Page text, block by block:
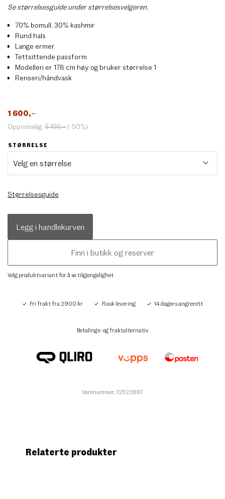
Se størrelsesguide under størrelsesvelgeren.
70% bomull, 30% kashmir
Rund hals
Lange ermer
Tettsittende passform
Modellen er 178 cm høy og bruker størrelse 1
Renseri/håndvask
1 600,–
Opprinnelig: 3 199,– (-50%)
STØRRELSE
Størrelsesguide
Legg i handlekurven
Finn i butikk og reserver
Velg produktvariant for å se tilgjengelighet
Fri frakt fra 2900 kr Rask levering 14 dagers angrerett
Betalings- og fraktalternativ
Varenummer: 12522687
Relaterte produkter